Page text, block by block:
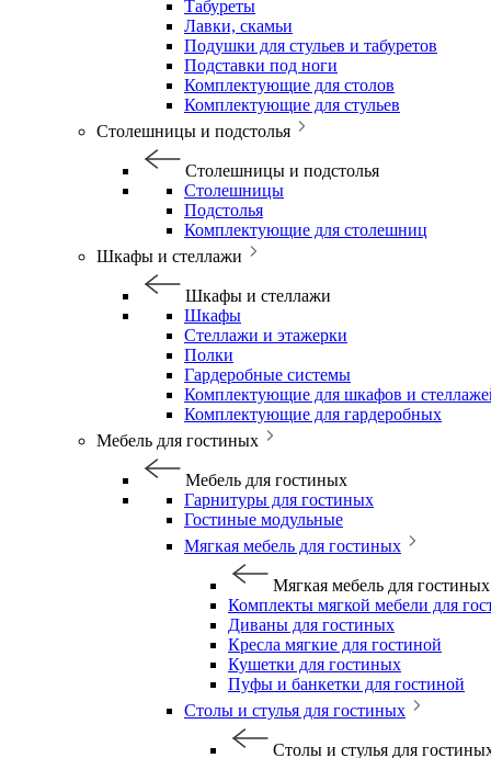
Табуреты
Лавки, скамьи
Подушки для стульев и табуретов
Подставки под ноги
Комплектующие для столов
Комплектующие для стульев
Столешницы и подстолья
Столешницы и подстолья
Столешницы
Подстолья
Комплектующие для столешниц
Шкафы и стеллажи
Шкафы и стеллажи
Шкафы
Стеллажи и этажерки
Полки
Гардеробные системы
Комплектующие для шкафов и
Комплектующие для гардеробных
Мебель для гостиных
Мебель для гостиных
Гарнитуры для гостиных
Гостиные модульные
Мягкая мебель для гостиных
Мягкая мебель для гостиных
Комплекты мягкой мебели для
Диваны для гостиных
Кресла мягкие для гостиной
Кушетки для гостиных
Пуфы и банкетки для гостиной
Столы и стулья для гостиных
Столы и стулья для